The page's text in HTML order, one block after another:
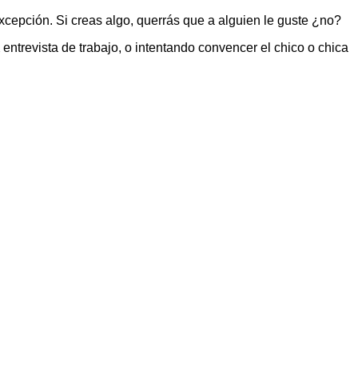
Si creas algo, querrás que a alguien le guste ¿no?
de trabajo, o intentando convencer el chico o chica